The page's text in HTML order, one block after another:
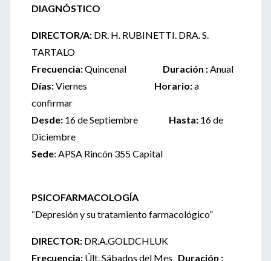
DIAGNÓSTICO
DIRECTOR/A: DR. H. RUBINETTI. DRA. S.
TARTALO
Frecuencia:Quincenal Duración :Anual
Días:Viernes Horario:a
confirmar
Desde: 16 de Septiembre Hasta: 16 de
Diciembre
Sede: APSA Rincón 355 Capital
PSICOFARMACOLOGÍA
“Depresión y su tratamiento farmacológico”
DIRECTOR: DR.A.GOLDCHLUK
Frecuencia: Últ. Sábados del Mes Duración :